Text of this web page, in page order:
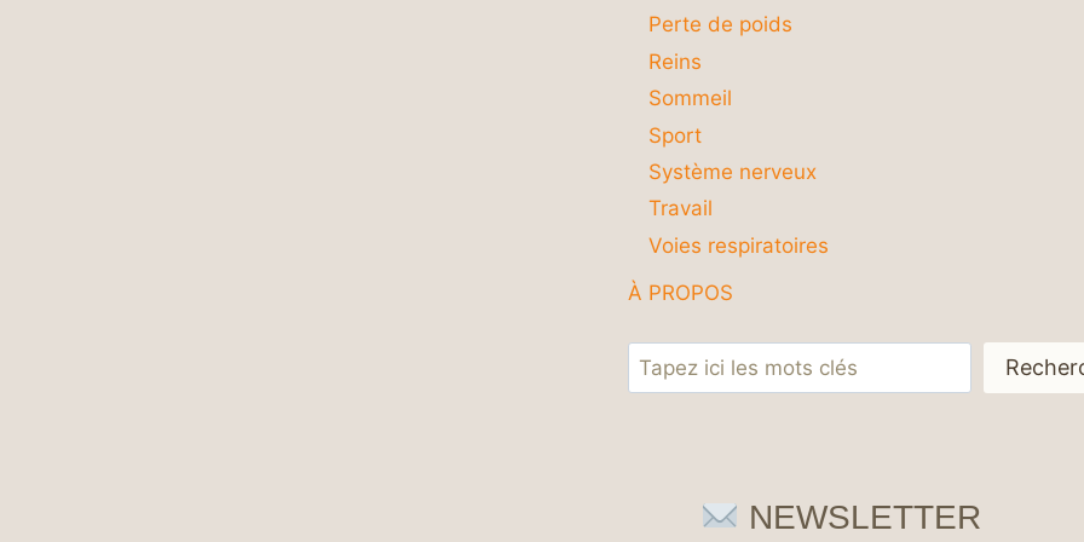
Perte de poids
Reins
Sommeil
Sport
Système nerveux
Travail
Voies respiratoires
À PROPOS
Rechercher
NEWSLETTER